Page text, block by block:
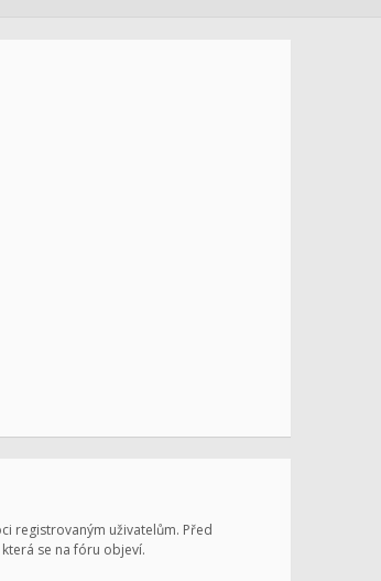
registrovaným uživatelům. Před
se na fóru objeví.